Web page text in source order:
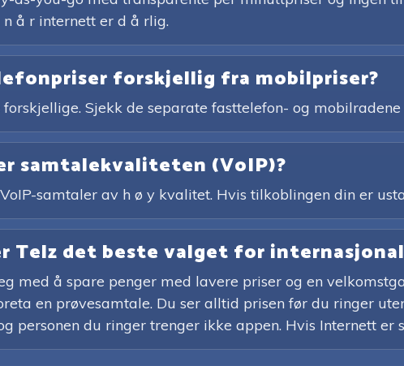
å r internett er d å rlig.
forskjellig fra mobilpriser?
Sjekk de separate fasttelefon- og
samtalekvaliteten (VoIP)?
samtaler av h ø y kvalitet. Hvis tilkoblingen din er
Telz det beste valget for
med å spare penger med lavere priser og en
en prøvesamtale. Du ser alltid prisen før du ringer
personen du ringer trenger ikke appen. Hvis Internett